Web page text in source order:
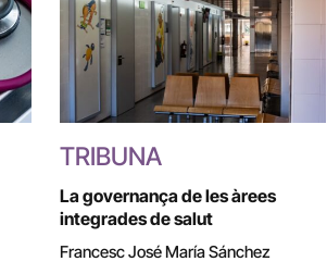
TRIBUNA
La governança de les àrees
integrades de salut
Francesc José María Sánchez